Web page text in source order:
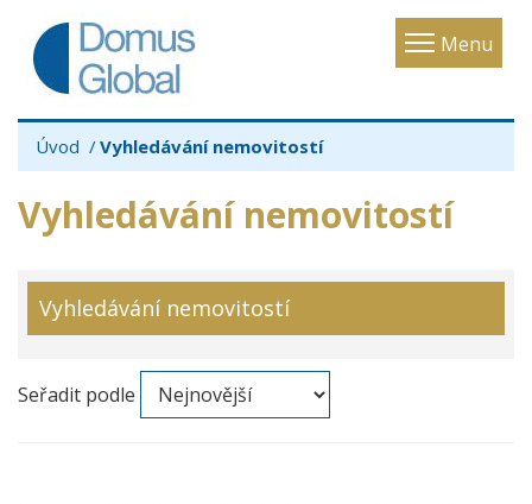
Menu
Toggle
Úvod Vyhledávání nemovitostí
Vyhledávání nemovitostí
Vyhledávání nemovitostí
Seřadit podle